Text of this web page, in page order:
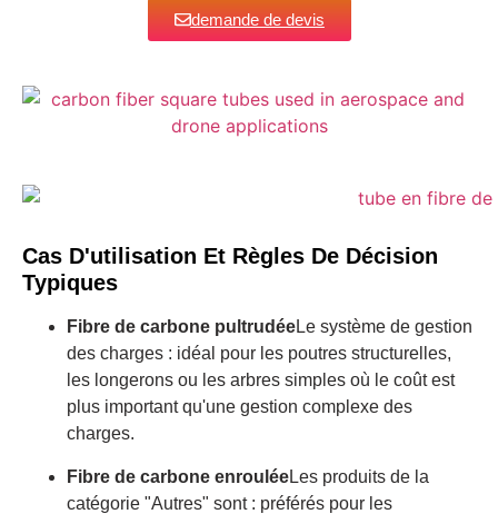
demande de devis
Cas D'utilisation Et Règles De Décision
Typiques
Fibre de carbone pultrudéeLe système de gestion
des charges : idéal pour les poutres structurelles,
les longerons ou les arbres simples où le coût est
plus important qu'une gestion complexe des
charges.
Fibre de carbone enrouléeLes produits de la
catégorie "Autres" sont : préférés pour les